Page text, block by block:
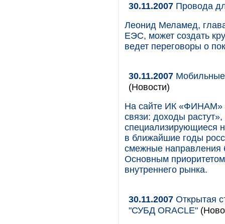
30.11.2007 Провода
Леонид Меламед,
ЕЭС, может создать
ведет переговоры о
30.11.2007 Мобильные
(Новости)
На сайте ИК «ФИНАМ»
связи: доходы
специализирующиеся
в ближайшие годы
смежные направления
Основным приоритетом
внутреннего рынка.
30.11.2007 Открытая
"СУБД ORACLE"